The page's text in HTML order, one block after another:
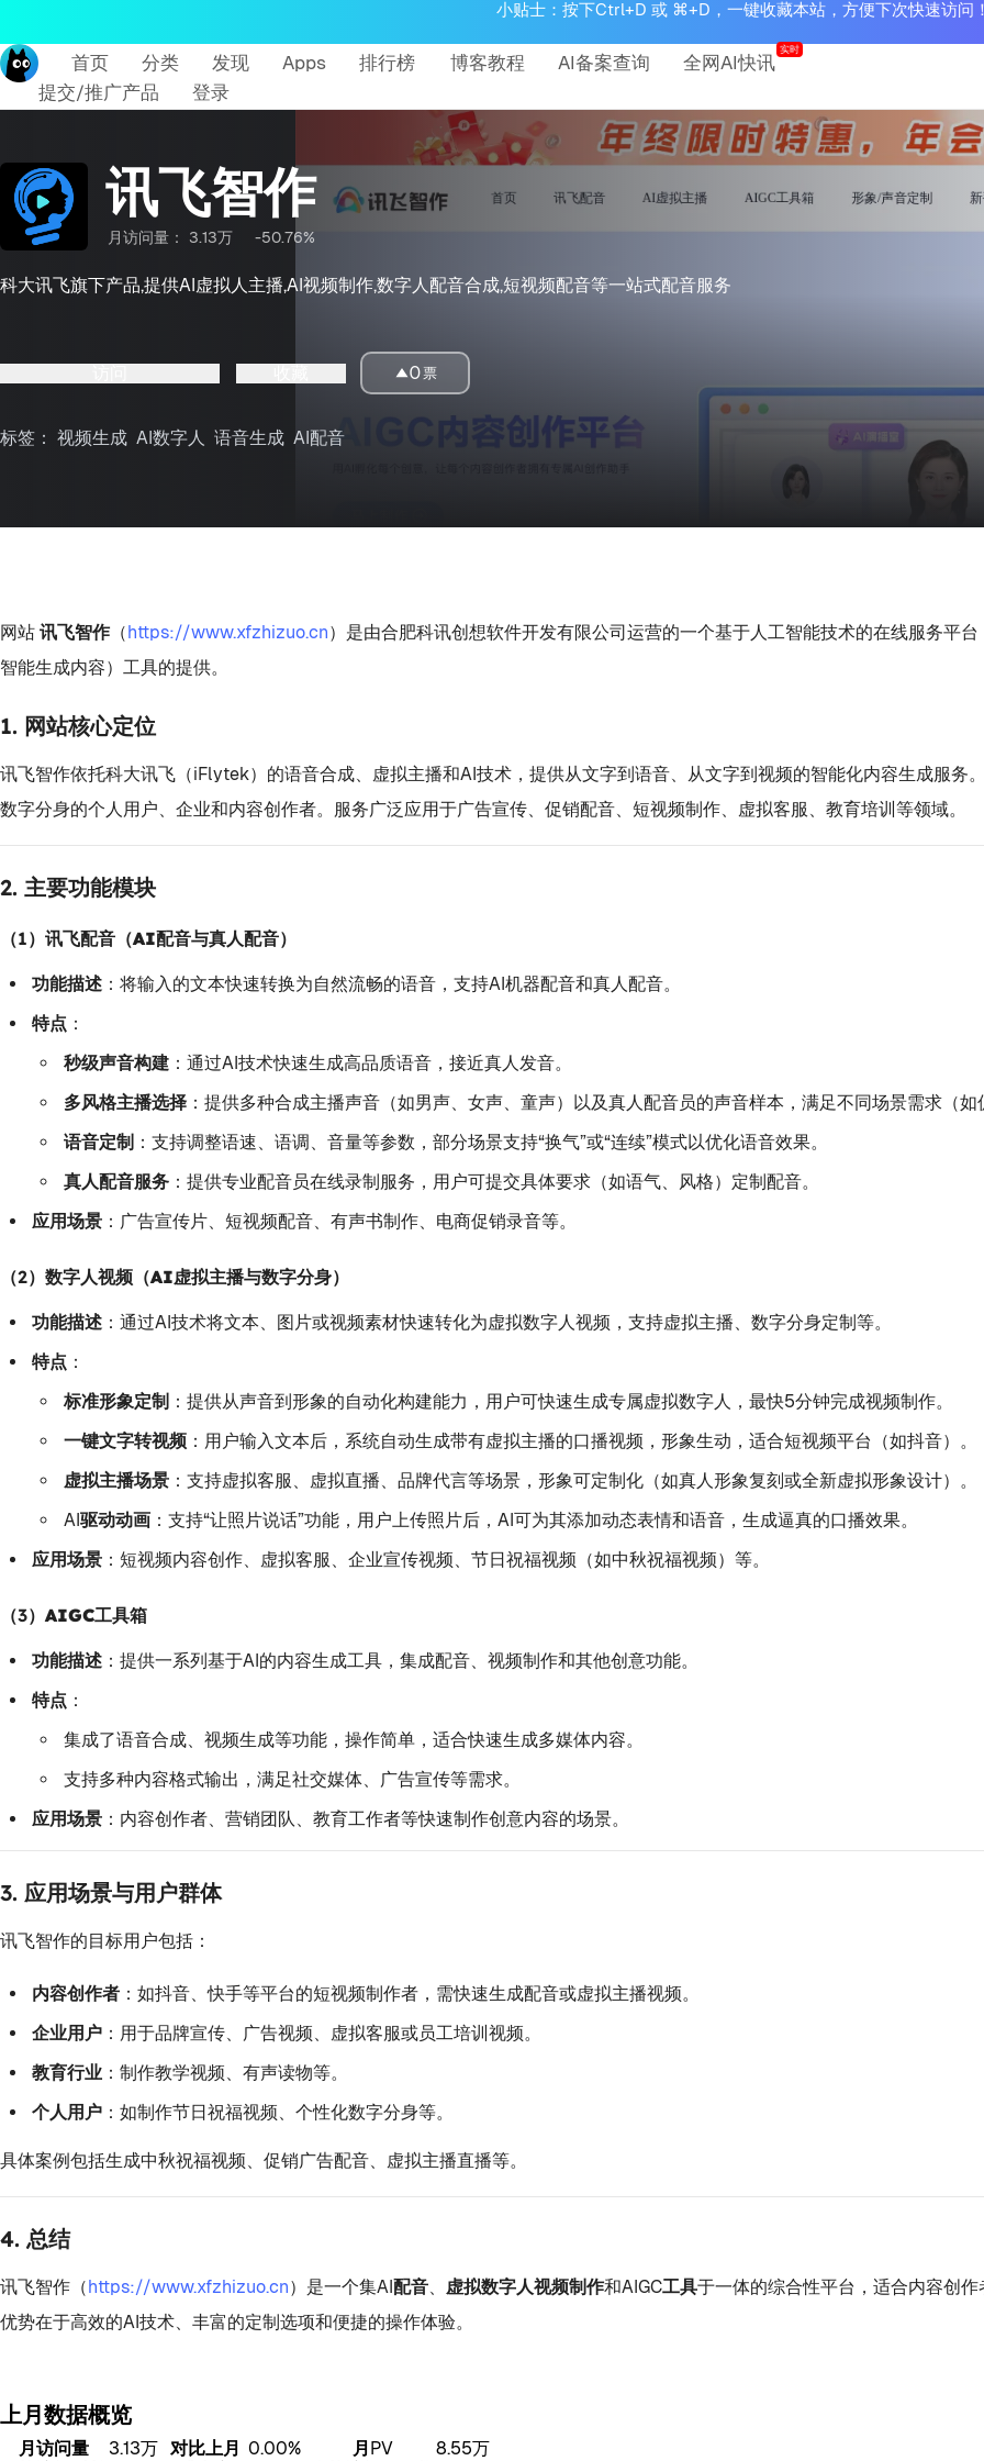
小贴士：按下Ctrl+D 或 ⌘+D，一键收藏本站，方便下次快速访问
首页 分类 发现 Apps 排行榜 博客教程 AI备案查询 全网AI快讯
实时
提交/推广产品 登录
讯飞智作
月访问量： 3.13万 -50.76%
科大讯飞旗下产品,提供AI虚拟人主播,AI视频制作,数字人配音合成,短视频配音等一站式配音服务
0 票
标签： 视频生成 AI数字人 语音生成 AI配音
网站 讯飞智作（https://www.xfzhizuo.cn）是由合肥科讯创想软件开发有限公司运营的一个基于人工智能技术的在线服务平
智能生成内容）工具的提供。
1. 网站核心定位
讯飞智作依托科大讯飞（iFlytek）的语音合成、虚拟主播和AI技术，提供从文字到语音、从文字到视频的智能化内容生成服务
数字分身的个人用户、企业和内容创作者。服务广泛应用于广告宣传、促销配音、短视频制作、虚拟客服、教育培训等领域。
2. 主要功能模块
（1） 讯飞配音（AI配音与真人配音）
功能描述：将输入的文本快速转换为自然流畅的语音，支持AI机器配音和真人配音。
特点 ：
秒级声音构建：通过AI技术快速生成高品质语音，接近真人发音。
多风格主播选择：提供多种合成主播声音（如男声、女声、童声）以及真人配音员的声音样本，满足不同场景需求（
语音定制 ：支持调整语速、语调、音量等参数，部分场景支持“换气”或“连续”模式以优化语音效果。
真人配音服务：提供专业配音员在线录制服务，用户可提交具体要求（如语气、风格）定制配音。
应用场景：广告宣传片、短视频配音、有声书制作、电商促销录音等。
（2） 数字人视频（AI虚拟主播与数字分身）
功能描述：通过AI技术将文本、图片或视频素材快速转化为虚拟数字人视频，支持虚拟主播、数字分身定制等。
特点 ：
标准形象定制 ：提供从声音到形象的自动化构建能力，用户可快速生成专属虚拟数字人，最快5分钟完成视频制作。
一键文字转视频：用户输入文本后，系统自动生成带有虚拟主播的口播视频，形象生动，适合短视频平台（如抖音）。
虚拟主播场景：支持虚拟客服、虚拟直播、品牌代言等场景，形象可定制化（如真人形象复刻或全新虚拟形象设计）。
AI驱动动画：支持“让照片说话”功能，用户上传照片后，AI可为其添加动态表情和语音，生成逼真的口播效果。
应用场景：短视频内容创作、虚拟客服、企业宣传视频、节日祝福视频（如中秋祝福视频）等。
（3）AIGC工具箱
功能描述：提供一系列基于AI的内容生成工具，集成配音、视频制作和其他创意功能。
特点 ：
集成了语音合成、视频生成等功能，操作简单，适合快速生成多媒体内容。
支持多种内容格式输出，满足社交媒体、广告宣传等需求。
应用场景：内容创作者、营销团队、教育工作者等快速制作创意内容的场景。
3. 应用场景与用户群体
讯飞智作的目标用户包括：
内容创作者：如抖音、快手等平台的短视频制作者，需快速生成配音或虚拟主播视频。
企业用户：用于品牌宣传、广告视频、虚拟客服或员工培训视频。
教育行业：制作教学视频、有声读物等。
个人用户：如制作节日祝福视频、个性化数字分身等。
具体案例包括生成中秋祝福视频、促销广告配音、虚拟主播直播等。
4. 总结
讯飞智作（https://www.xfzhizuo.cn）是一个集AI配音、 虚拟数字人视频制作和AIGC工具于一体的综合性平台，适合内容创
优势在于高效的AI技术、丰富的定制选项和便捷的操作体验。
上月数据概览
月访问量 3.13万 对比上月 0.00% 月PV
8.55万